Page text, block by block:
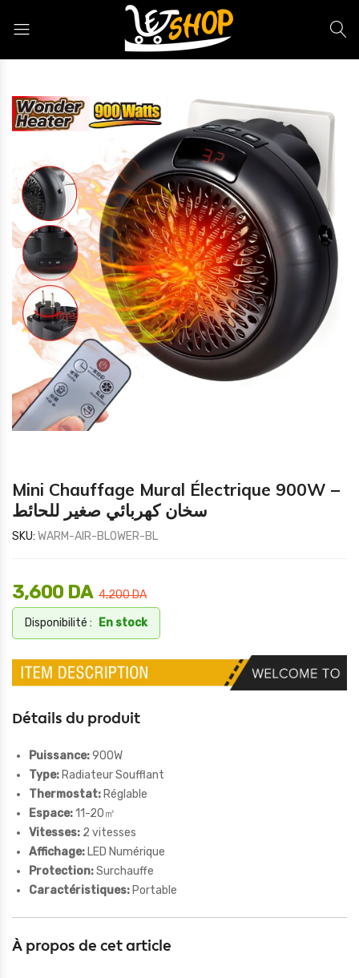
Mini Chauffage Mural Électrique 900W –
سخان كهربائي صغير للحائط
SKU: WARM-AIR-BLOWER-BL
4,200DA
3,600 DA
Disponibilité : En stock
Détails du produit
Puissance:900W
Type: Radiateur Soufflant
Thermostat: Réglable
Espace:11-20㎡
Vitesses: 2 vitesses
Affichage: LED Numérique
Protection:Surchauffe
Caractéristiques: Portable
À propos de cet article